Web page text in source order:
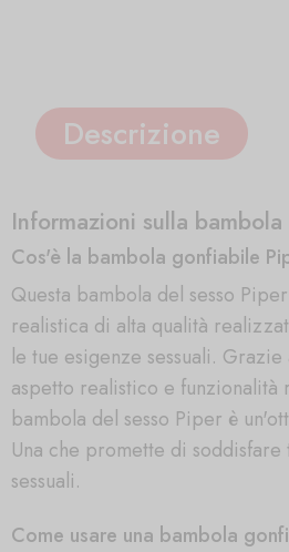
Descrizione
Informazioni sulla bambola
Cos'è la bambola gonfiabile
Questa bambola del sesso
realistica di alta qualità
le tue esigenze sessuali.
aspetto realistico e funzionalità
bambola del sesso Piper è
Una che promette di
sessuali.
Come usare una bambola